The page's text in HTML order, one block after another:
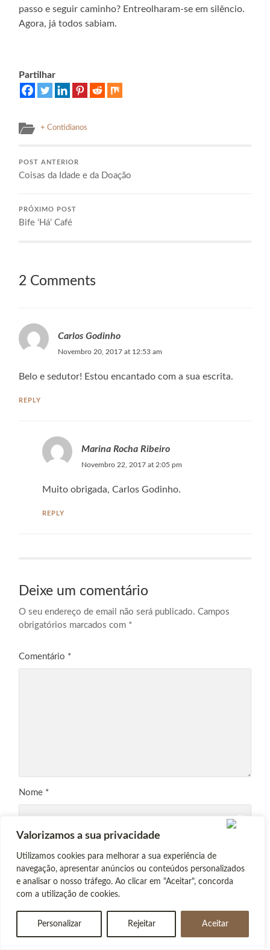
Valorizamos a sua privacidade
Utilizamos cookies para melhorar a sua experiência de
navegação, apresentar anúncios ou conteúdos personalizados
e analisar o nosso tráfego. Ao clicar em "Aceitar", concorda
com a utilização de cookies.
Personalizar Rejeitar Aceitar
passo e seguir caminho? Entreolharam-se em silêncio.
Agora, já todos sabiam.
Partilhar
+ Contidianos
POST ANTERIOR
Coisas da Idade e da Doação
PRÓXIMO POST
Bife ‘Há’ Café
2 Comments
Carlos Godinho
Novembro 20, 2017 at 12:53 am
Belo e sedutor! Estou encantado com a sua escrita.
REPLY
Marina Rocha Ribeiro
Novembro 22, 2017 at 2:05 pm
Muito obrigada, Carlos Godinho.
REPLY
Deixe um comentário
O seu endereço de email não será publicado. Campos
obrigatórios marcados com *
Comentário *
Nome *